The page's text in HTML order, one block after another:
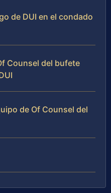
de DUI en el condado
Counsel del bufete
de Of Counsel del